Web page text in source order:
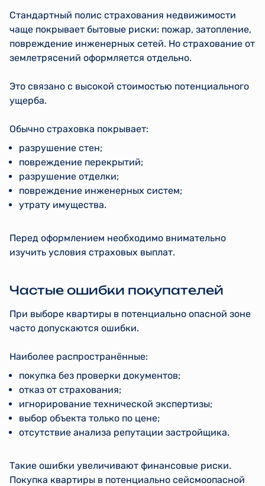
Стандартный полис страхования недвижимости
чаще покрывает бытовые риски: пожар, затопление,
повреждение инженерных сетей. Но страхование от
землетрясений оформляется отдельно.
Это связано с высокой стоимостью потенциального
ущерба.
Обычно страховка покрывает:
разрушение стен;
повреждение перекрытий;
разрушение отделки;
повреждение инженерных систем;
утрату имущества.
Перед оформлением необходимо внимательно
изучить условия страховых выплат.
Частые ошибки покупателей
При выборе квартиры в потенциально опасной зоне
часто допускаются ошибки.
Наиболее распространённые:
покупка без проверки документов;
отказ от страхования;
игнорирование технической экспертизы;
выбор объекта только по цене;
отсутствие анализа репутации застройщика.
Такие ошибки увеличивают финансовые риски.
Покупка квартиры в потенциально сейсмоопасной